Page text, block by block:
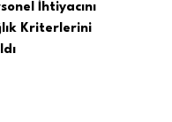
İhtiyacını
Kriterlerini